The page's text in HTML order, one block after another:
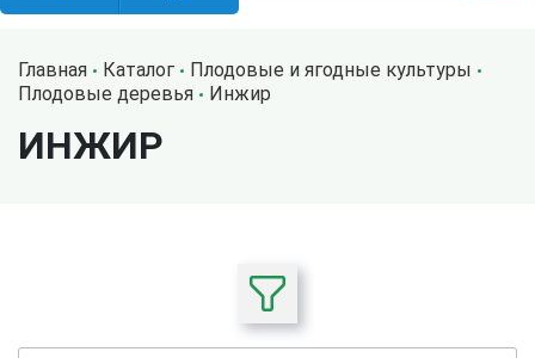
Главная Каталог
Плодовые и ягодные культуры
Плодовые деревья
Инжир
ИНЖИР